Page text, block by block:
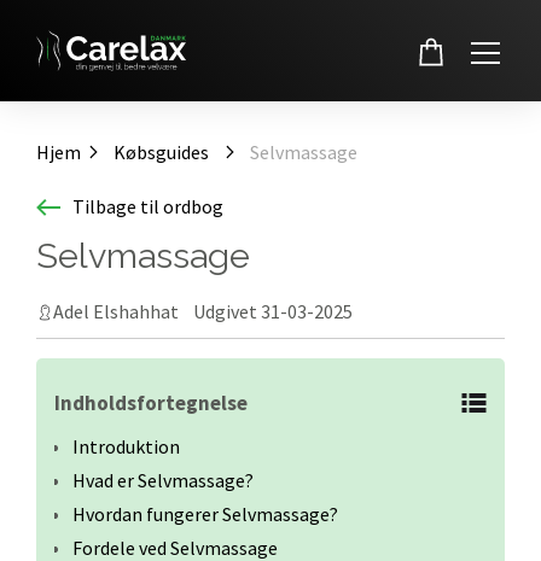
Hjem Købsguides Selvmassage
Tilbage til ordbog
Selvmassage
Adel Elshahhat Udgivet 31-03-2025
Indholdsfortegnelse
Introduktion
Hvad er Selvmassage?
Hvordan fungerer Selvmassage?
Fordele ved Selvmassage